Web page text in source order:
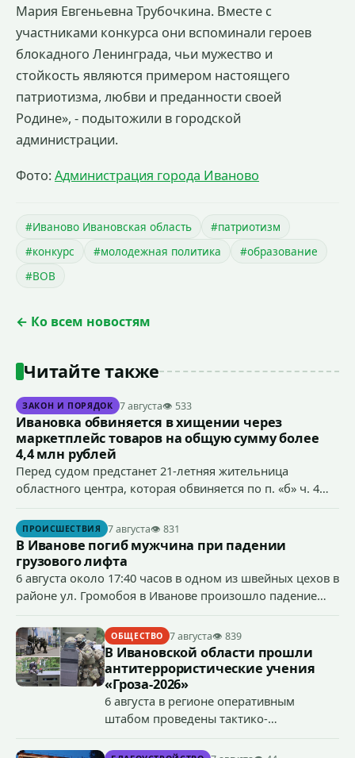
Мария Евгеньевна Трубочкина. Вместе с
участниками конкурса они вспоминали героев
блокадного Ленинграда, чьи мужество и
стойкость являются примером настоящего
патриотизма, любви и преданности своей
Родине», - подытожили в городской
администрации.
Фото: Администрация города Иваново
#Иваново Ивановская область
#патриотизм
#конкурс
#молодежная политика
#образование
#ВОВ
← Ко всем новостям
Читайте также
ЗАКОН И ПОРЯДОК 7 августа👁 533
Ивановка обвиняется в хищении через
маркетплейс товаров на общую сумму более
4,4 млн рублей
Перед судом предстанет 21-летняя жительница
областного центра, которая обвиняется по п. «б» ч. 4
сумму более 4,4 млн рублей через маркетплейс.
ПРОИСШЕСТВИЯ 7 августа👁 831
В Иванове погиб мужчина при падении
грузового лифта
6 августа около 17:40 часов в одном из швейных цехов в
районе ул. Громобоя в Иванове произошло падение
ОБЩЕСТВО 7 августа👁 839
В Ивановской области прошли
антитеррористические учения
«Гроза-2026»
6 августа в регионе оперативным
штабом проведены тактико-
террористического акта на объекте